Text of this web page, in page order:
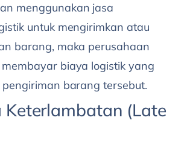
menggunakan jasa
untuk mengirimkan atau
barang, maka perusahaan
biaya logistik yang
barang tersebut.
Keterlambatan (Late